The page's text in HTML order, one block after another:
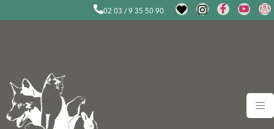
02 03 / 9 35 50 90